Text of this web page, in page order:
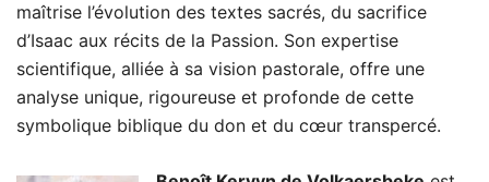
maîtrise l’évolution des textes sacrés, du sacrifice
d’Isaac aux récits de la Passion. Son expertise
scientifique, alliée à sa vision pastorale, offre une
analyse unique, rigoureuse et profonde de cette
symbolique biblique du don et du cœur transpercé.